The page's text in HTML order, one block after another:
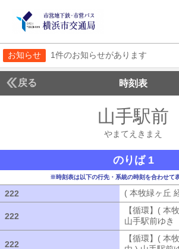
お知らせ 1件のお知らせがあります
戻る 時刻表
山手駅前
やまてえきまえ
のりば 1
※時刻表は以下の行先・系統の時刻を合わせて
222 ( 本牧緑ヶ丘
222
【循環】( 本
山手駅前ゆき
222
【循環】( 本